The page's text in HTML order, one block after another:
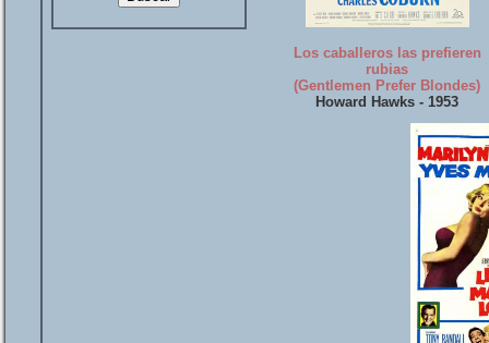
Los caballeros las prefieren
rubias
(Gentlemen Prefer Blondes)
Howard Hawks - 1953